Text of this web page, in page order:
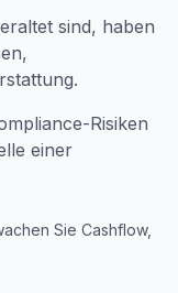
sind, haben
Risiken
einer
Sie Cashflow,